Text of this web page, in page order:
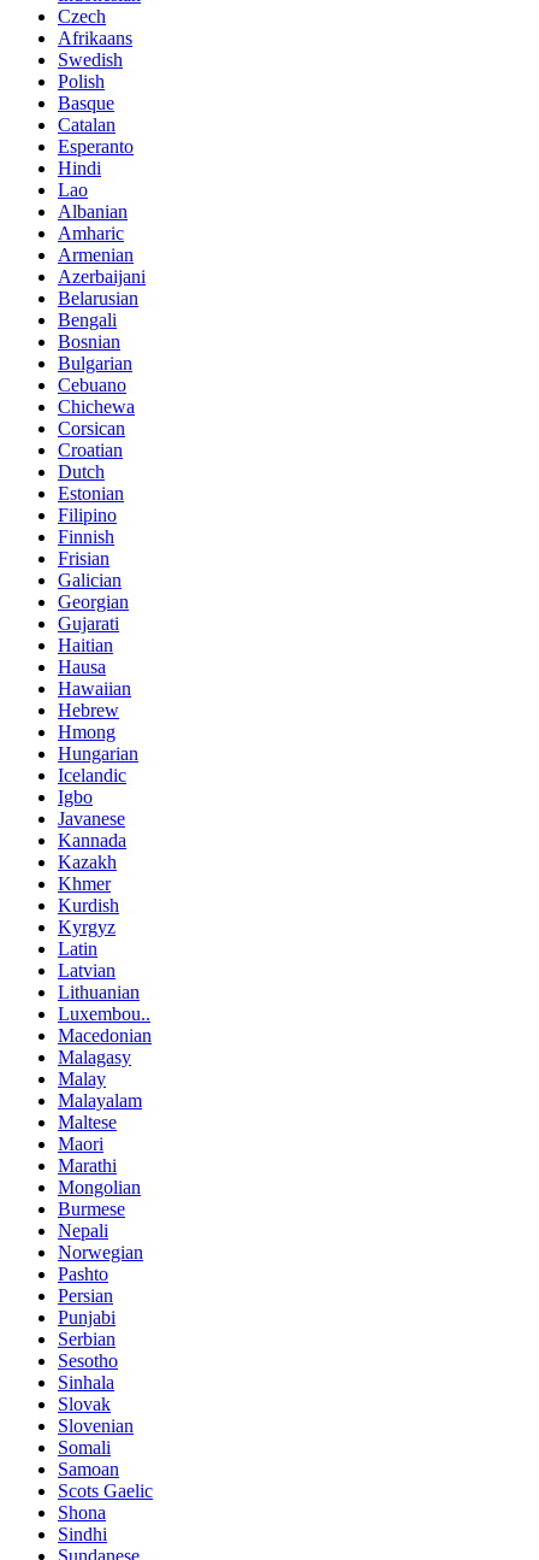
Czech
Afrikaans
Swedish
Polish
Basque
Catalan
Esperanto
Hindi
Lao
Albanian
Amharic
Armenian
Azerbaijani
Belarusian
Bengali
Bosnian
Bulgarian
Cebuano
Chichewa
Corsican
Croatian
Dutch
Estonian
Filipino
Finnish
Frisian
Galician
Georgian
Gujarati
Haitian
Hausa
Hawaiian
Hebrew
Hmong
Hungarian
Icelandic
Igbo
Javanese
Kannada
Kazakh
Khmer
Kurdish
Kyrgyz
Latin
Latvian
Lithuanian
Luxembou..
Macedonian
Malagasy
Malay
Malayalam
Maltese
Maori
Marathi
Mongolian
Burmese
Nepali
Norwegian
Pashto
Persian
Punjabi
Serbian
Sesotho
Sinhala
Slovak
Slovenian
Somali
Samoan
Scots Gaelic
Shona
Sindhi